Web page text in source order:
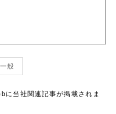
一般
に当社関連記事が掲載されま